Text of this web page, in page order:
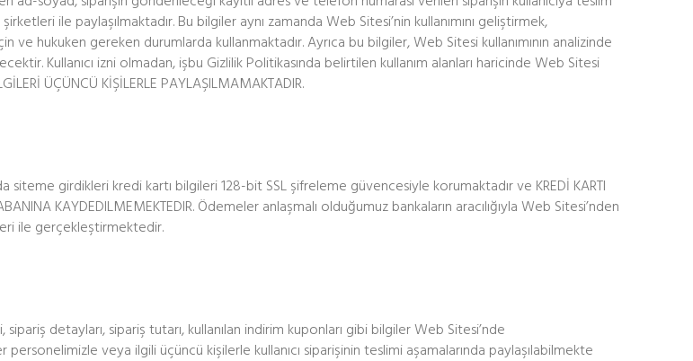
ile paylaşılmaktadır. Bu bilgiler aynı zamanda Web Sitesi’nin kullanımını geliştirmek,
ve hukuken gereken durumlarda kullanmaktadır. Ayrıca bu bilgiler, Web Sitesi kullanımının analizinde
Kullanıcı izni olmadan, işbu Gizlilik Politikasında belirtilen kullanım alanları haricinde Web Sitesi
ÜÇÜNCÜ KİŞİLERLE PAYLAŞILMAMAKTADIR.
siteme girdikleri kredi kartı bilgileri 128-bit SSL şifreleme güvencesiyle korumaktadır ve KREDİ KARTI
KAYDEDILMEMEKTEDIR. Ödemeler anlaşmalı olduğumuz bankaların aracılığıyla Web Sitesi’nden
ile gerçekleştirmektedir.
detayları, sipariş tutarı, kullanılan indirim kuponları gibi bilgiler Web Sitesi’nde
veya ilgili üçüncü kişilerle kullanıcı siparişinin teslimi aşamalarında paylaşılabilmekte